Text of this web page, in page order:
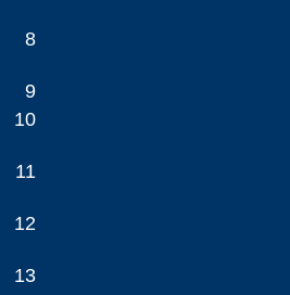
8
9
10
11
12
13